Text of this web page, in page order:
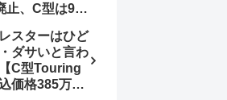
止、C型は9月
想【スバル最
スターはひど
ダサいと言わ
C型Touring
価格385万円